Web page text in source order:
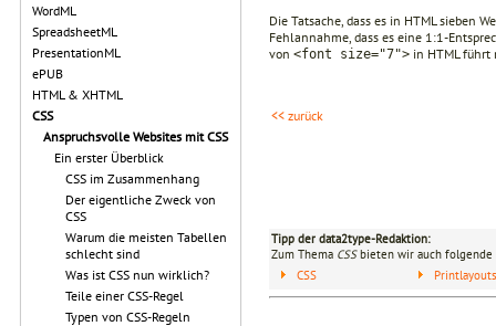
WordML
SpreadsheetML
PresentationML
ePUB
HTML & XHTML
CSS
Anspruchsvolle Websites mit CSS
Ein erster Überblick
CSS im Zusammenhang
Der eigentliche Zweck von
CSS
Warum die meisten Tabellen
schlecht sind
Was ist CSS nun wirklich?
Teile einer CSS-Regel
Typen von CSS-Regeln
Die Tatsache, dass es in HTML sieben
Fehlannahme, dass es eine 1:1-
von <font size="7"> in HTML führt
<< zurück
Tipp der data2type-Redaktion:
Zum Thema CSSbieten wir auch folgende
CSS